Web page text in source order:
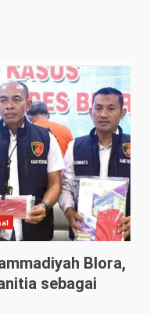
Blora,
sebagai